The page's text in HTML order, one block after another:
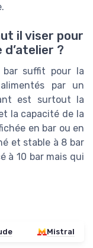
il viser pour
?
bar suffit pour la
par un
est surtout la
la capacité de la
en bar ou en
et stable à 8 bar
à 10 bar mais qui
Mistral